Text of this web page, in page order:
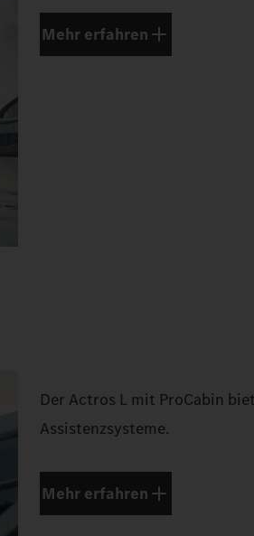
Mehr erfahren
Der Actros L mit ProCabin
Assistenzsysteme.
Mehr erfahren